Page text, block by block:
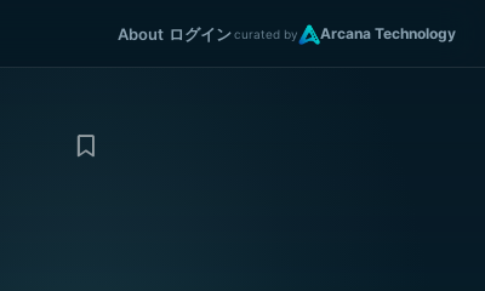
About ログインcurated by Arcana Technology